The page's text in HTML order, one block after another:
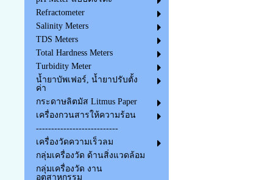
Refractometer
Salinity Meters
TDS Meters
Total Hardness Meters
Turbidity Meter
น้ำยาบัพเฟอร์, น้ำยาปรับตั้ง
ค่า
กระดาษลิตมัส Litmus Paper
เครื่องกวนสารให้ความร้อน
---------------------------
เครื่องวัดความเร็วลม
กลุ่มเครื่องวัด ด้านสิ่งแวดล้อม
กลุ่มเครื่องวัด งาน
อุตสาหกรรม